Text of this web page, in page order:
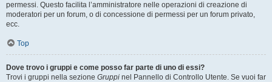
permessi. Questo facilita l’amministratore nelle operazioni di creazione di
moderatori per un forum, o di concessione di permessi per un forum privato,
ecc.
Top
Dove trovo i gruppi e come posso far parte di uno di essi?
Trovi i gruppi nella sezione Gruppi nel Pannello di Controllo Utente. Se vuoi far